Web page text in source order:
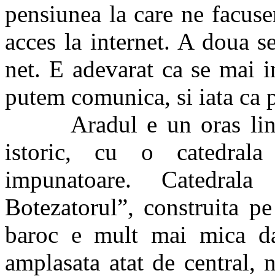
pensiunea la care ne
acces la internet. A doua
net. E adevarat ca se mai
putem comunica, si iata ca
Aradul e un oras
istoric, cu o
impunatoare.
Botezatorul”, construita
baroc e mult mai mica
amplasata atat de central,